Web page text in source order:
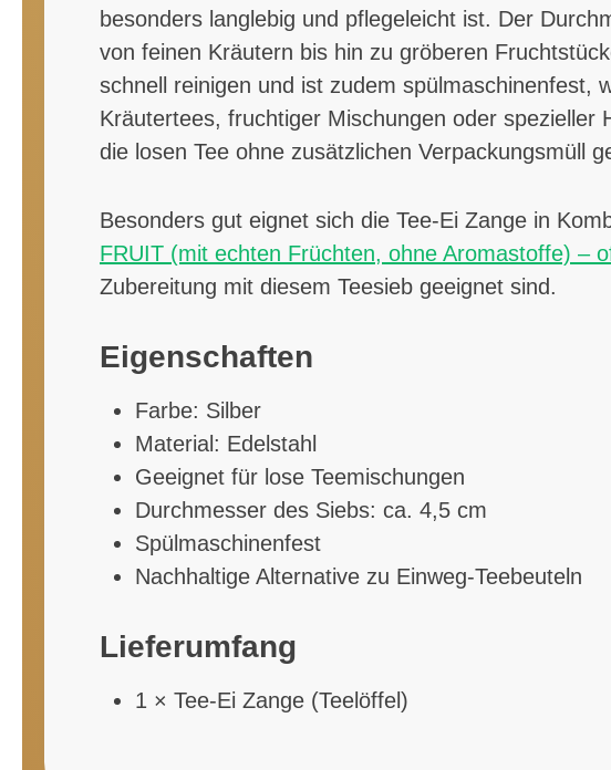
besonders langlebig und pflegeleicht ist. Der
von feinen Kräutern bis hin zu gröberen
schnell reinigen und ist zudem spülmaschinenfest,
Kräutertees, fruchtiger Mischungen oder spezieller
die losen Tee ohne zusätzlichen Verpackungsmüll
Besonders gut eignet sich die Tee-Ei Zange in
FRUIT (mit echten Früchten, ohne Aromastoffe) –
Zubereitung mit diesem Teesieb geeignet sind.
Eigenschaften
Farbe: Silber
Material: Edelstahl
Geeignet für lose Teemischungen
Durchmesser des Siebs: ca. 4,5 cm
Spülmaschinenfest
Nachhaltige Alternative zu Einweg-Teebeuteln
Lieferumfang
1 × Tee-Ei Zange (Teelöffel)